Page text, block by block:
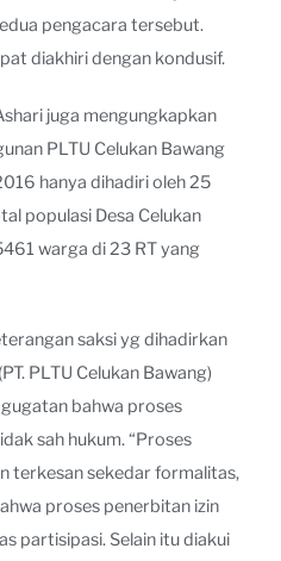
pengacara tersebut.
diakhiri dengan kondusif.
juga mengungkapkan
PLTU Celukan Bawang
hanya dihadiri oleh 25
populasi Desa Celukan
warga di 23 RT yang
saksi yg dihadirkan
PLTU Celukan Bawang)
bahwa proses
sah hukum. “Proses
terkesan sekedar formalitas,
proses penerbitan izin
partisipasi. Selain itu diakui